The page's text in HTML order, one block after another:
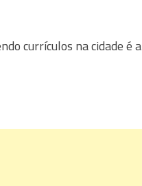
currículos na cidade é a